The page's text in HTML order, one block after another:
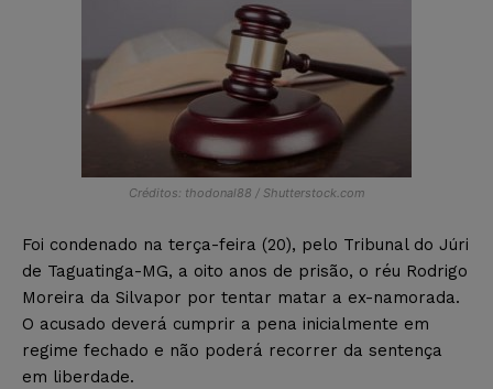
Créditos: thodonal88 / Shutterstock.com
Foi condenado na terça-feira (20), pelo Tribunal do Júri
de Taguatinga-MG, a oito anos de prisão, o réu Rodrigo
Moreira da Silvapor por tentar matar a ex-namorada.
O acusado deverá cumprir a pena inicialmente em
regime fechado e não poderá recorrer da sentença
em liberdade.